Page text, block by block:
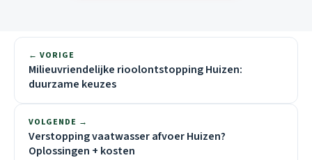
← VORIGE
Milieuvriendelijke rioolontstopping Huizen:
duurzame keuzes
VOLGENDE →
Verstopping vaatwasser afvoer Huizen?
Oplossingen + kosten